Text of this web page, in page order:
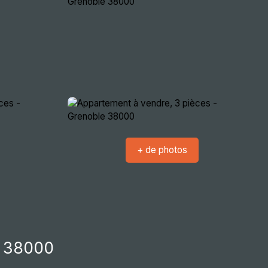
Nous rencontrer
+ de photos
38000